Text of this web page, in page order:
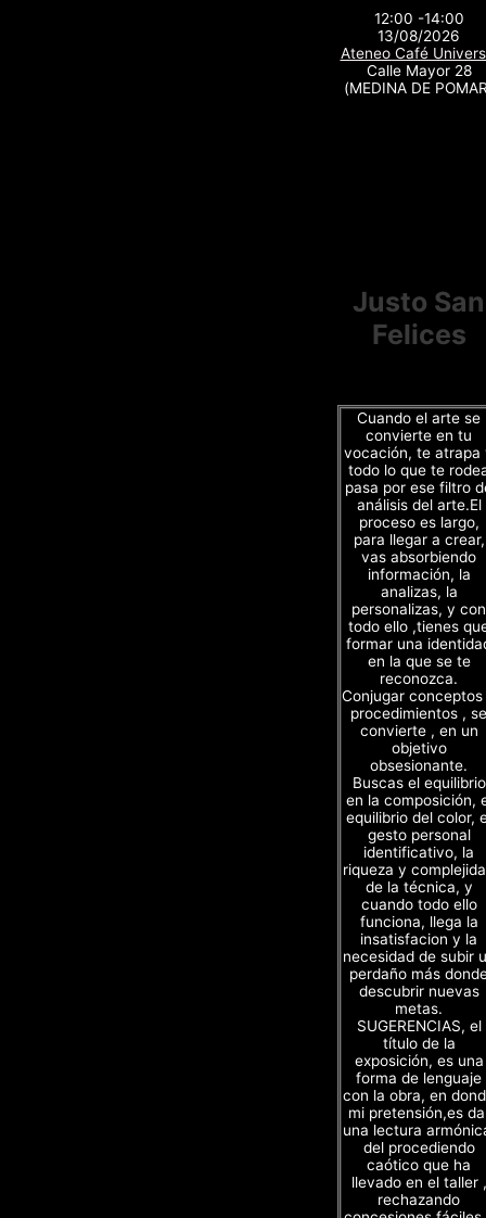
12:00 -14:00
13/08/2026
Ateneo Café
Calle Mayor 28
(MEDINA DE
Justo San
Felices
Cuando el arte se
convierte en tu
vocación, te atrapa
todo lo que te
pasa por ese filtro
análisis del arte.El
proceso es largo,
para llegar a crear,
vas absorbiendo
información, la
analizas, la
personalizas, y con
todo ello ,tienes
formar una
en la que se te
reconozca.
Conjugar
procedimientos , se
convierte , en un
objetivo
obsesionante.
Buscas el equilibrio
en la composición,
equilibrio del color,
gesto personal
identificativo, la
riqueza y
de la técnica, y
cuando todo ello
funciona, llega la
insatisfacion y la
necesidad de subir
perdaño más
descubrir nuevas
metas.
SUGERENCIAS, el
título de la
exposición, es una
forma de lenguaje
con la obra, en
mi pretensión,es
una lectura
del procediendo
caótico que ha
llevado en el taller ,
rechazando